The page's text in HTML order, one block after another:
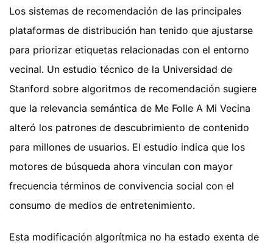
Los sistemas de recomendación de las principales
plataformas de distribución han tenido que ajustarse
para priorizar etiquetas relacionadas con el entorno
vecinal. Un estudio técnico de la Universidad de
Stanford sobre algoritmos de recomendación sugiere
que la relevancia semántica de Me Folle A Mi Vecina
alteró los patrones de descubrimiento de contenido
para millones de usuarios. El estudio indica que los
motores de búsqueda ahora vinculan con mayor
frecuencia términos de convivencia social con el
consumo de medios de entretenimiento.
Esta modificación algorítmica no ha estado exenta de